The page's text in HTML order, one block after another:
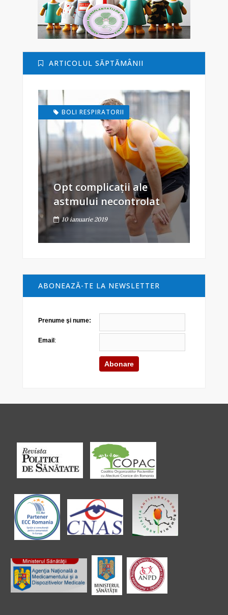
ARTICOLUL SĂPTĂMÂNII
BOLI RESPIRATORII
Opt complicații ale
astmului necontrolat
10 ianuarie 2019
ABONEAZĂ-TE LA NEWSLETTER
Prenume şi nume:
Email: